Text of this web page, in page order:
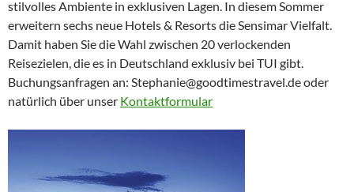
stilvolles Ambiente in exklusiven Lagen. In diesem Sommer
erweitern sechs neue Hotels & Resorts die Sensimar Vielfalt.
Damit haben Sie die Wahl zwischen 20 verlockenden
Reisezielen, die es in Deutschland exklusiv bei TUI gibt.
Buchungsanfragen an: Stephanie@goodtimestravel.de oder
natürlich über unser Kontaktformular